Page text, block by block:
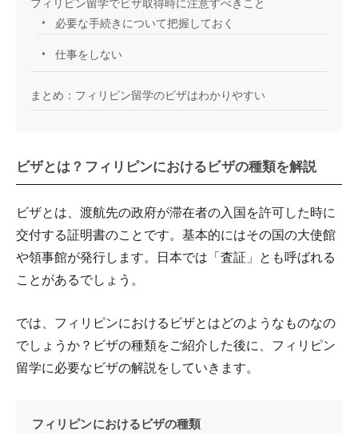
フィリピン留学でビザ取得時に注意すべきこと
必要な手続きについて把握しておく
仕事をしない
まとめ：フィリピン留学のビザはわかりやすい
ビザとは？フィリピンにおけるビザの種類を解説
ビザとは、渡航先の政府が滞在者の入国を許可した時に
交付する証明書のことです。基本的にはその国の大使館
や領事館が発行します。日本では「査証」とも呼ばれる
ことがあるでしょう。
では、フィリピンにおけるビザとはどのようなものなの
でしょうか？ビザの種類をご紹介した後に、フィリピン
留学に必要なビザの解説をしていきます。
フィリピンにおけるビザの種類